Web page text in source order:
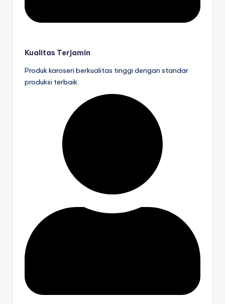
Kualitas Terjamin
Produk karoseri berkualitas tinggi dengan standar
produksi terbaik.